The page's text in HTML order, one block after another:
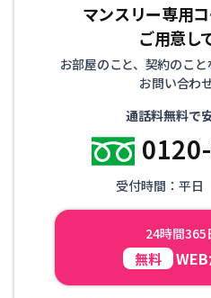
マンスリー専用
ご用意し
お部屋のこと、契約のこ
お問い合わ
通話料無料で
受付時間：平
24時間365
無料